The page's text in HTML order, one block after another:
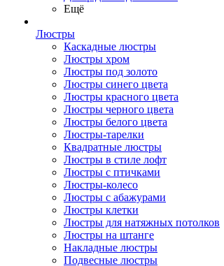
Ещё
Люстры
Каскадные люстры
Люстры хром
Люстры под золото
Люстры синего цвета
Люстры красного цвета
Люстры черного цвета
Люстры белого цвета
Люстры-тарелки
Квадратные люстры
Люстры в стиле лофт
Люстры с птичками
Люстры-колесо
Люстры с абажурами
Люстры клетки
Люстры для натяжных потолков
Люстры на штанге
Накладные люстры
Подвесные люстры